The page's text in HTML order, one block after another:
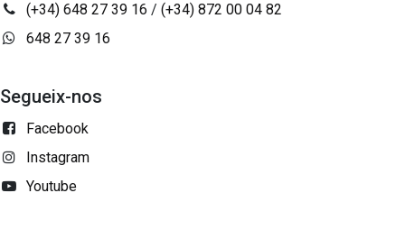
(+34) 648 27 39 16 / (+34) 872 00 04 82
648 27 39 16
Segueix-nos
Facebook
Instagram
Youtube